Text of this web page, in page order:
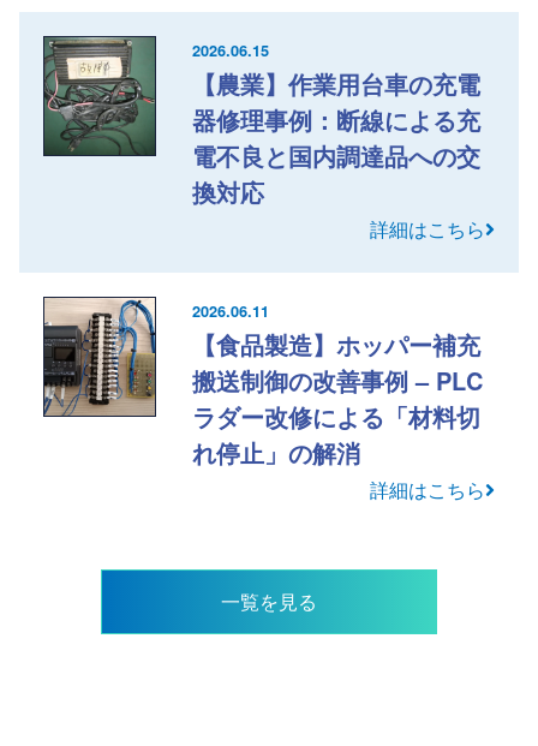
2026.06.15
【農業】作業用台車の充電
器修理事例：断線による充
電不良と国内調達品への交
換対応
詳細はこちら
2026.06.11
【食品製造】ホッパー補充
搬送制御の改善事例 – PLC
ラダー改修による「材料切
れ停止」の解消
詳細はこちら
一覧を見る